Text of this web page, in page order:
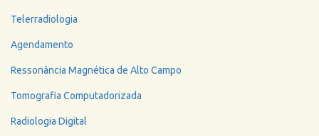
Telerradiologia
Agendamento
Ressonância Magnética de Alto Campo
Tomografia Computadorizada
Radiologia Digital